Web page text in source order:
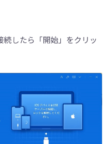
したら「開始」をクリッ